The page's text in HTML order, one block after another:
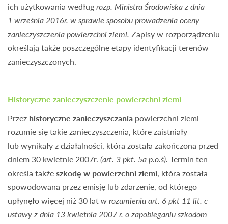
ich użytkowania wedługrozp. Ministra Środowiska z dnia
1 września 2016r. w sprawie sposobu prowadzenia oceny
zanieczyszczenia powierzchni ziemi. Zapisy w rozporządzeniu
określają także poszczególne etapy identyfikacji terenów
zanieczyszczonych.
Historyczne zanieczyszczenie powierzchni ziemi
Przez historyczne zanieczyszczania powierzchni ziemi
rozumie się takie zanieczyszczenia, które zaistniały
lub wynikały z działalności, która została zakończona przed
dniem 30 kwietnie 2007r. (art. 3 pkt. 5a p.o.ś). Termin ten
określa takżeszkodę w powierzchni ziemi, która została
spowodowana przez emisję lub zdarzenie, od którego
upłynęło więcej niż 30 latw rozumieniu art. 6 pkt 11 lit. c
ustawy z dnia 13 kwietnia 2007 r. o zapobieganiu szkodom